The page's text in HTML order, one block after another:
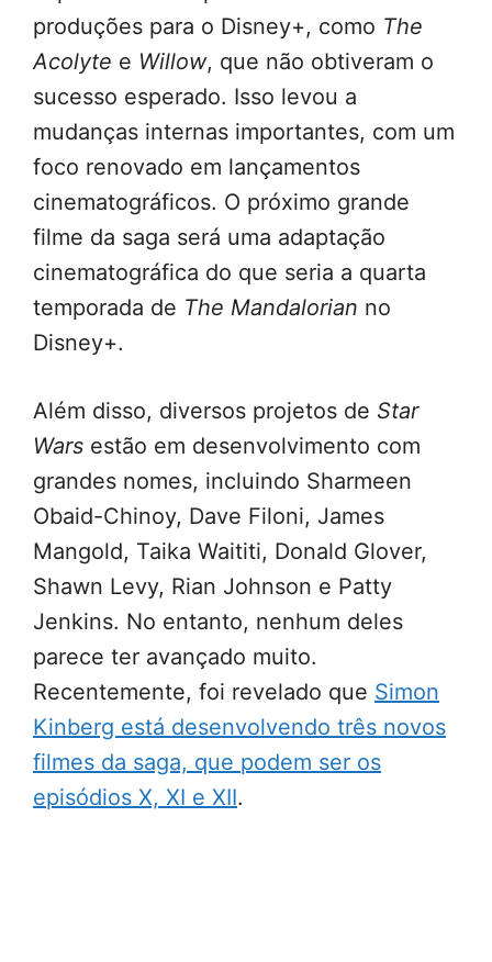
produções para o Disney+, como The
Acolyte e Willow, que não obtiveram o
sucesso esperado. Isso levou a
mudanças internas importantes, com um
foco renovado em lançamentos
cinematográficos. O próximo grande
filme da saga será uma adaptação
cinematográfica do que seria a quarta
temporada de The Mandalorian no
Disney+.
Além disso, diversos projetos de Star
Wars estão em desenvolvimento com
grandes nomes, incluindo Sharmeen
Obaid-Chinoy, Dave Filoni, James
Mangold, Taika Waititi, Donald Glover,
Shawn Levy, Rian Johnson e Patty
Jenkins. No entanto, nenhum deles
parece ter avançado muito.
Recentemente, foi revelado que Simon
Kinberg está desenvolvendo três novos
filmes da saga, que podem ser os
episódios X, XI e XII.